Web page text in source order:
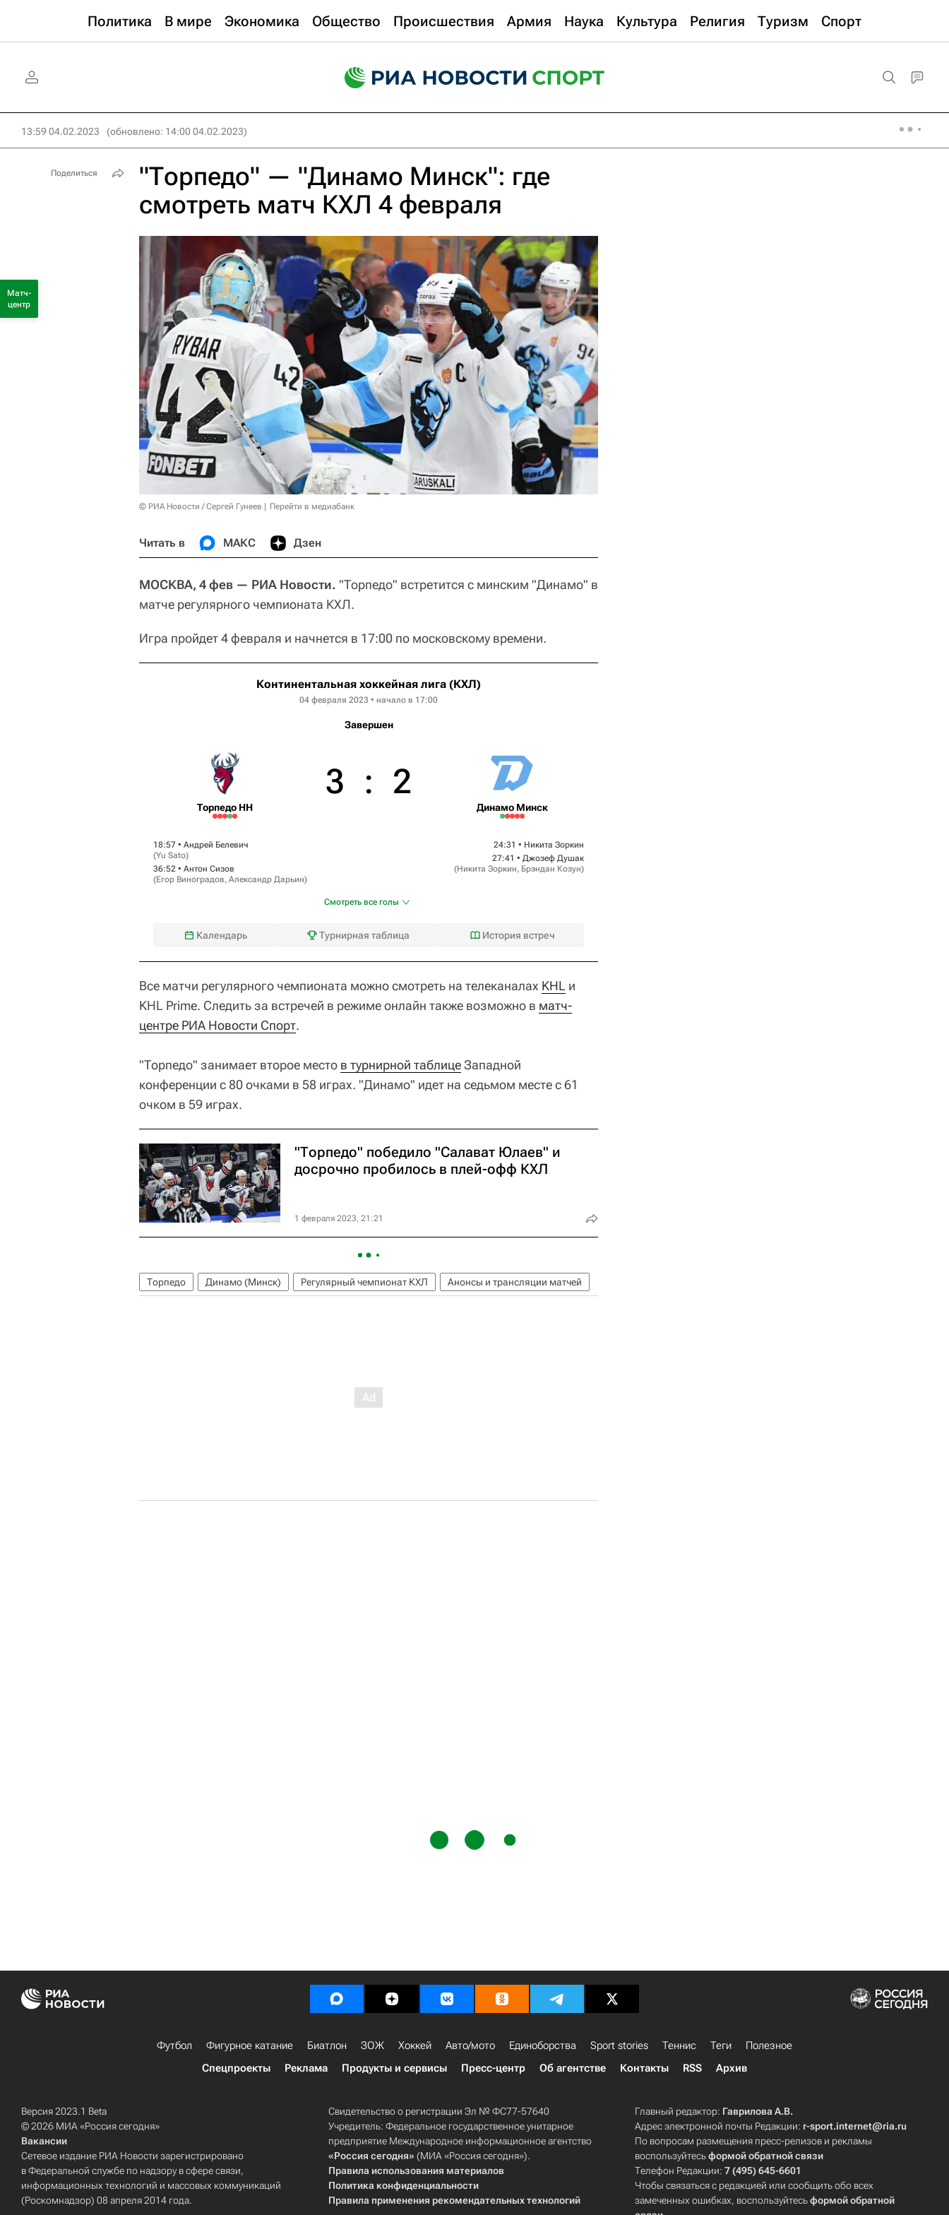
Политика В мире Экономика Общество Происшествия Армия Наука Культура Религия Туризм Спорт
13:59 04.02.2023 (обновлено: 14:00 04.02.2023)
"Торпедо" — "Динамо Минск": где
смотреть матч КХЛ 4 февраля
© РИА Новости / Сергей Гунеев Перейти в медиабанк
Читать в МАКС Дзен
МОСКВА, 4 фев — РИА Новости. "Торпедо" встретится с минским "Динамо" в
матче регулярного чемпионата КХЛ.
Игра пройдет 4 февраля и начнется в 17:00 по московскому времени.
Континентальная хоккейная лига (КХЛ)
04 февраля 2023 • начало в 17:00
Завершен
Торпедо НН
3 : 2
Динамо Минск
18:57 • Андрей Белевич
(Yu Sato)
36:52 • Антон Сизов
(Егор Виноградов, Александр Дарьин)
24:31 • Никита Зоркин
27:41 • Джозеф Душак
(Никита Зоркин, Брэндан Козун)
Смотреть все голы
Календарь Турнирная таблица История встреч
Все матчи регулярного чемпионата можно смотреть на телеканалах KHL и
KHL Prime. Следить за встречей в режиме онлайн также возможно в матч-
центре РИА Новости Спорт.
"Торпедо" занимает второе место в турнирной таблицеЗападной
конференции с 80 очками в 58 играх. "Динамо" идет на седьмом месте с 61
очком в 59 играх.
"Торпедо" победило "Салават Юлаев" и
досрочно пробилось в плей-офф КХЛ
1 февраля 2023, 21:21
Торпедо Динамо (Минск) Регулярный чемпионат КХЛ Анонсы и трансляции матчей
Поделиться
Матч-
центр
Футбол Фигурное катание Биатлон ЗОЖ Хоккей Авто/мото Единоборства Sport stories Теннис Теги
Полезное
Спецпроекты
Реклама Продукты и сервисы Пресс-центр Об агентстве Контакты RSS Архив
Версия 2023.1 Beta
© 2026 МИА «Россия сегодня»
Вакансии
Сетевое издание РИА Новости зарегистрировано
в Федеральной службе по надзору в сфере связи,
информационных технологий и массовых коммуникаций
(Роскомнадзор) 08 апреля 2014 года.
Свидетельство о регистрации Эл № ФС77-57640
Учредитель: Федеральное государственное унитарное
предприятие Международное информационное агентство
«Россия сегодня» (МИА «Россия сегодня»).
Правила использования материалов
Политика конфиденциальности
Правила применения рекомендательных технологий
Главный редактор: Гаврилова А.В.
Адрес электронной почты Редакции: r-sport.internet@ria.ru
По вопросам размещения пресс-релизов и рекламы
воспользуйтесьформой обратной связи
Телефон Редакции:7 (495) 645-6601
Чтобы связаться с редакцией или сообщить обо всех
замеченных ошибках, воспользуйтесьформой обратной